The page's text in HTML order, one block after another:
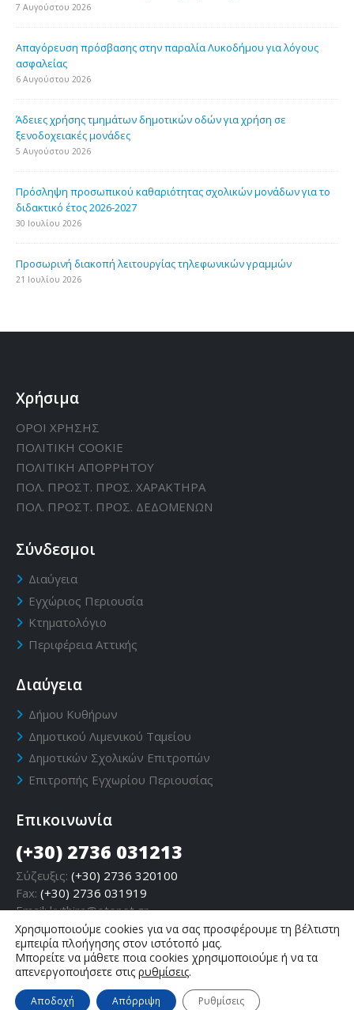
7 Αυγούστου 2026
Απαγόρευση πρόσβασης στην παραλία Λυκοδήμου για λόγους
ασφαλείας
6 Αυγούστου 2026
Άδειες χρήσης τμημάτων δημοτικών οδών για χρήση σε
ξενοδοχειακές μονάδες
5 Αυγούστου 2026
Πρόσληψη προσωπικού καθαριότητας σχολικών μονάδων για το
διδακτικό έτος 2026-2027
30 Ιουλίου 2026
Προσωρινή διακοπή λειτουργίας τηλεφωνικών γραμμών
21 Ιουλίου 2026
Χρήσιμα
ΟΡΟΙ ΧΡΗΣΗΣ
ΠΟΛΙΤΙΚΗ CΟΟΚΙΕ
ΠΟΛΙΤΙΚΗ ΑΠΟΡΡΗΤΟΥ
ΠΟΛ. ΠΡΟΣΤ. ΠΡΟΣ. ΧΑΡΑΚΤΗΡΑ
ΠΟΛ. ΠΡΟΣΤ. ΠΡΟΣ. ΔΕΔΟΜΕΝΩΝ
Σύνδεσμοι
Διαύγεια
Εγχώριος Περιουσία
Κτηματολόγιο
Περιφέρεια Αττικής
Διαύγεια
Δήμου Κυθήρων
Δημοτικού Λιμενικού Ταμείου
Δημοτικών Σχολικών Επιτροπών
Επιτροπής Εγχωρίου Περιουσίας
Επικοινωνία
(+30) 2736 031213
Σύζευξις: (+30) 2736 320100
Fax: (+30) 2736 031919
Email:kythira@otenet.gr
Χρησιμοποιούμε cookies για να σας προσφέρουμε τη βέλτιστη
εμπειρία πλοήγησης στον ιστότοπό μας.
Μπορείτε να μάθετε ποια cookies χρησιμοποιούμε ή να τα
απενεργοποιήσετε στις ρυθμίσεις.
Αποδοχή Απόρριψη Ρυθμίσεις